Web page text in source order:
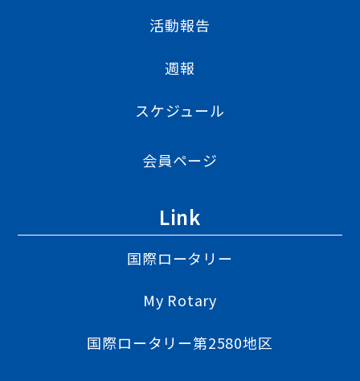
活動報告
週報
スケジュール
会員ページ
Link
国際ロータリー
My Rotary
国際ロータリー第2580地区